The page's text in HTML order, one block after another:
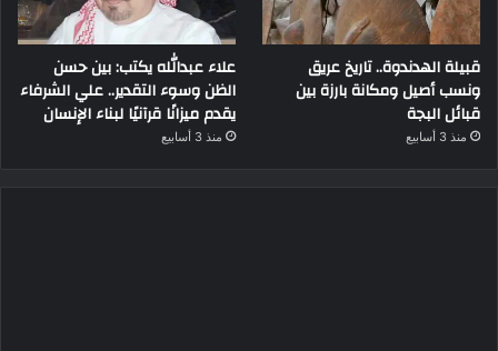
قبيلة الهدندوة.. تاريخ عريق
ونسب أصيل ومكانة بارزة بين
قبائل البجة
منذ 3 أسابيع
علاء عبدالله يكتب: بين حسن
الظن وسوء التقدير.. علي الشرفاء
يقدم ميزانًا قرآنيًا لبناء الإنسان
منذ 3 أسابيع